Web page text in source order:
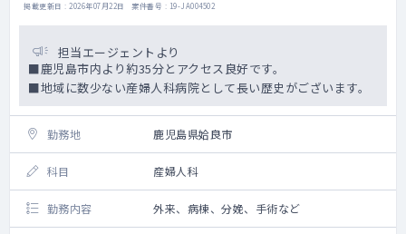
掲載更新日 : 2026年07月22日 案件番号 : 19-JA004502
担当エージェントより
■鹿児島市内より約35分とアクセス良好です。
■地域に数少ない産婦人科病院として長い歴史がございます。
勤務地 鹿児島県姶良市
科目 産婦人科
勤務内容 外来、病棟、分娩、手術など